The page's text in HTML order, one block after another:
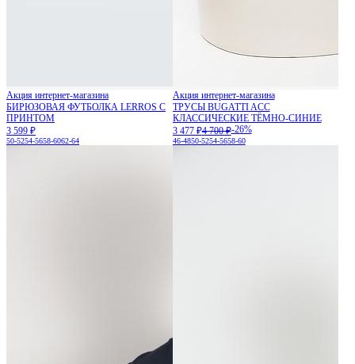
Акция интернет-магазина
БИРЮЗОВАЯ ФУТБОЛКА LERROS С
ПРИНТОМ
3 599 ₽
50-5254-5658-6062-64
Акция интернет-магазина
ТРУСЫ BUGATTI ACC
КЛАССИЧЕСКИЕ ТЁМНО-СИНИЕ
3 477 ₽4 700 ₽-26%
46-4850-5254-5658-60